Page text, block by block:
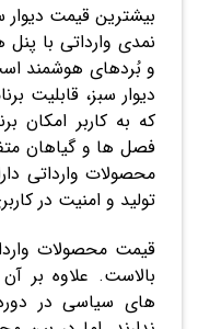
بیشترین قیمت دیوار
نمدی وارداتی با
و بُردهای هوشمند
دیوار سبز، قابلیت
که به کاربر امکان
فصل ها و گیاهان
محصولات وارداتی
تولید و امنیت در
قیمت محصولات
بالاست. علاوه بر
های سیاسی در